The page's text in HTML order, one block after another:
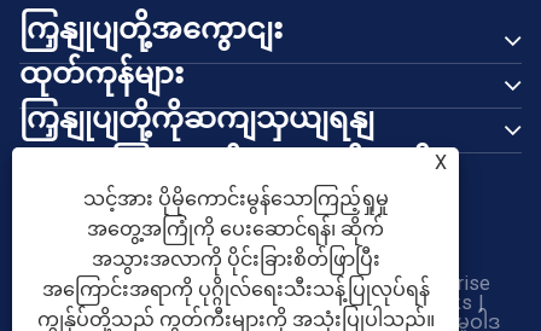
ကြှနျုပျတို့အကွောငျး
ထုတ်ကုန်များ
ကြှနျုပျတို့ကိုဆကျသှယျရနျ
မူပိုင်ခွင့် © 2026 Tianjin Shunchen Hongye Enterprise
Management Co., Ltd. All Rights Reserved. Links |
Sitemap | RSS | XML | ကိုယ်ရေးအချက်အလက်မူဝါဒ
X
သင့်အား ပိုမိုကောင်းမွန်သောကြည့်ရှုမှု
အတွေ့အကြုံကို ပေးဆောင်ရန်၊ ဆိုက်
အသွားအလာကို ပိုင်းခြားစိတ်ဖြာပြီး
အကြောင်းအရာကို ပုဂ္ဂိုလ်ရေးသီးသန့်ပြုလုပ်ရန်
ကျွန်ုပ်တို့သည် ကွတ်ကီးများကို အသုံးပြုပါသည်။